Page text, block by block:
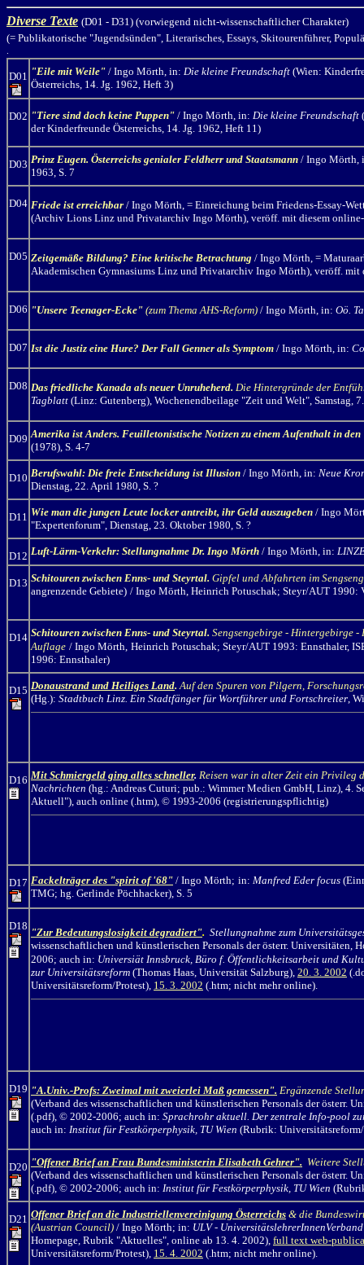
Diverse Texte (D01 - D31) (vorwiegend nicht-wissenschaftlicher Charakter)
(= Publikatorische "Jugendsünden", Literarisches, Essays, Skitourenführer,
D01 "Eile mit Weile" / Ingo Mörth, in: Die kleine Freundschaft (Wien:
Österreichs, 14. Jg. 1962, Heft 3)
D02 "Tiere sind doch keine Puppen" / Ingo Mörth, in: Die kleine Freundschaft
der Kinderfreunde Österreichs, 14. Jg. 1962, Heft 11)
D03 Prinz Eugen. Österreichs genialer Feldherr und Staatsmann / Ingo Mörth,
1963, S. 7
D04 Friede ist erreichbar / Ingo Mörth, = Einreichung beim Friedens-Essay-
(Archiv Lions Linz und Privatarchiv Ingo Mörth), veröff. mit diesem
D05 Zeitgemäße Bildung? Eine kritische Betrachtung / Ingo Mörth, =
Akademischen Gymnasiums Linz und Privatarchiv Ingo Mörth), veröff. mit
D06 "Unsere Teenager-Ecke" (zum Thema AHS-Reform) / Ingo Mörth, in: Oö.
D07 Ist die Justiz eine Hure? Der Fall Genner als Symptom / Ingo Mörth, in:
D08 Das friedliche Kanada als neuer Unruheherd. Die Hintergründe der
Tagblatt (Linz: Gutenberg), Wochenendbeilage "Zeit und Welt", Samstag,
D09 Amerika ist Anders. Feuilletonistische Notizen zu einem Aufenthalt in den
(1978), S. 4-7
D10 Berufswahl: Die freie Entscheidung ist Illusion / Ingo Mörth, in: Neue
Dienstag, 22. April 1980, S. ?
D11 Wie man die jungen Leute locker antreibt, ihr Geld auszugeben / Ingo
"Expertenforum", Dienstag, 23. Oktober 1980, S. ?
D12 Luft-Lärm-Verkehr: Stellungnahme Dr. Ingo Mörth / Ingo Mörth, in:
D13 Schitouren zwischen Enns- und Steyrtal. Gipfel und Abfahrten im
angrenzende Gebiete) / Ingo Mörth, Heinrich Potuschak; Steyr/AUT 1990:
D14 Schitouren zwischen Enns- und Steyrtal. Sengsengebirge - Hintergebirge
Auflage / Ingo Mörth, Heinrich Potuschak; Steyr/AUT 1993: Ennsthaler,
1996: Ennsthaler)
D15 Donaustrand und Heiliges Land. Auf den Spuren von Pilgern,
(Hg.): Stadtbuch Linz. Ein Stadtfänger für Wortführer und Fortschreiter,
D16 Mit Schmiergeld ging alles schneller. Reisen war in alter Zeit ein Privileg
Nachrichten (hg.: Andreas Cuturi; pub.: Wimmer Medien GmbH, Linz), 4.
Aktuell"), auch online (.htm), © 1993-2006 (registrierungspflichtig)
D17 Fackelträger des "spirit of '68" / Ingo Mörth; in: Manfred Eder focus
TMG; hg. Gerlinde Pöchhacker), S. 5
D18
"Zur Bedeutungslosigkeit degradiert". Stellungnahme zum
wissenschaftlichen und künstlerischen Personals der österr.
2006; auch in: Universiät Innsbruck, Büro f. Öffentlichkeitsarbeit und
zur Universitätsreform (Thomas Haas, Universität Salzburg), 20. 3. 2002
Universitätsreform/Protest), 15. 3. 2002 (.htm; nicht mehr online).
D19 "A.Univ.-Profs: Zweimal mit zweierlei Maß gemessen". Ergänzende
(Verband des wissenschaftlichen und künstlerischen Personals der österr.
(.pdf), © 2002-2006; auch in: Sprachrohr aktuell. Der zentrale Info-pool
auch in: Institut für Festkörperphysik, TU Wien (Rubrik:
D20 "Offener Brief an Frau Bundesministerin Elisabeth Gehrer". Weitere
(Verband des wissenschaftlichen und künstlerischen Personals der österr.
(.pdf), © 2002-2006; auch in: Institut für Festkörperphysik, TU Wien
D21 Offener Brief an die Industriellenvereinigung Österreichs & die
(Austrian Council) / Ingo Mörth; in: ULV - UniversitätslehrerInnenVerband
Homepage, Rubrik "Aktuelles", online ab 13. 4. 2002), full text web-
Universitätsreform/Protest), 15. 4. 2002 (.htm; nicht mehr online).